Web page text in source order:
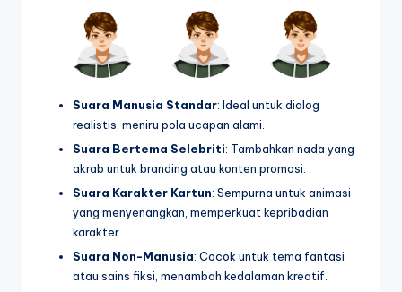
Suara Manusia Standar: Ideal untuk dialog
realistis, meniru pola ucapan alami.
Suara Bertema Selebriti: Tambahkan nada yang
akrab untuk branding atau konten promosi.
Suara Karakter Kartun: Sempurna untuk animasi
yang menyenangkan, memperkuat kepribadian
karakter.
Suara Non-Manusia: Cocok untuk tema fantasi
atau sains fiksi, menambah kedalaman kreatif.